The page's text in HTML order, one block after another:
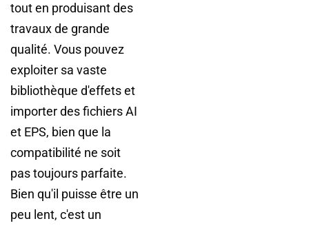
tout en produisant des
travaux de grande
qualité. Vous pouvez
exploiter sa vaste
bibliothèque d'effets et
importer des fichiers AI
et EPS, bien que la
compatibilité ne soit
pas toujours parfaite.
Bien qu'il puisse être un
peu lent, c'est un